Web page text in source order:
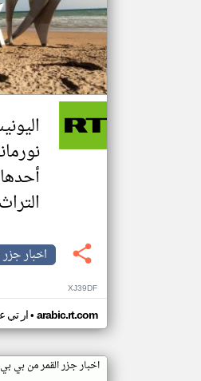
اخبار جزر
XJ39DF
ار تي• arabic.rt.com
اخبار جزر القمر من بي